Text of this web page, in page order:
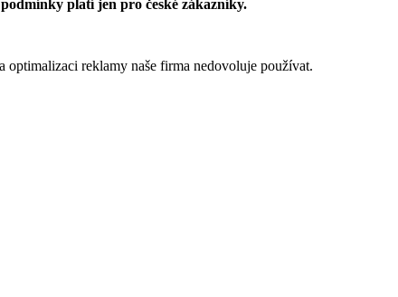
platí jen pro české zákazníky.
optimalizaci reklamy naše firma nedovoluje používat.